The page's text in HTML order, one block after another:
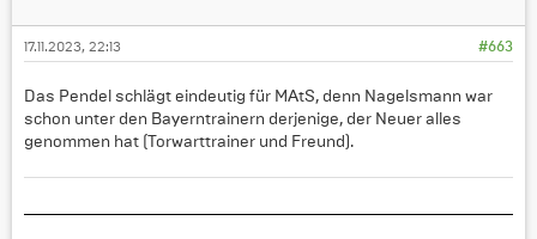
#663
17.11.2023, 22:13
Das Pendel schlägt eindeutig für MAtS, denn Nagelsmann war
schon unter den Bayerntrainern derjenige, der Neuer alles
genommen hat (Torwarttrainer und Freund).